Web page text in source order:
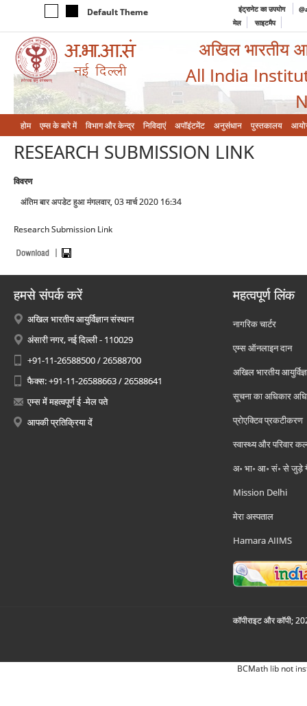
Default Theme इंट्रानेट का उपयोग
मेल
साइटमैप
अखिल भारतीय
All India
होम एम्‍स के बारे में विभाग और केन्‍द्र निविदाएं अपॉइंटमेंट अनुसंधान पुस्तकालय
RESEARCH SUBMISSION LINK
विवरण
अंतिम बार अपडेट हुआ मंगलवार, 03 मार्च 2020 16:34
Research Submission Link
हमसे संपर्क करें
अखिल भारतीय आयुर्विज्ञान संस्थान
अंसारी नगर, नई दिल्ली - 110029
+91-11-26588500 / 26588700
फैक्स: +91-11-26588663 / 26588641
एम्स में महत्वपूर्ण ई -मेल पते
आपकी प्रतिक्रिया दें
महत्वपूर्ण लिंक
नागरिक चार्टर
एम्स ऑनलाइन दान
अखिल भारतीय
सूचना का अधिकार
प्रोएक्टिव प्रकटीकरण
स्वास्थ्य और परिवार
अ॰ भा॰ आ॰ सं॰ से जुड़े
Mission Delhi
मेरा अस्पताल
Hamara AIIMS
कॉपीराइट और कॉपी;
BCMath lib not